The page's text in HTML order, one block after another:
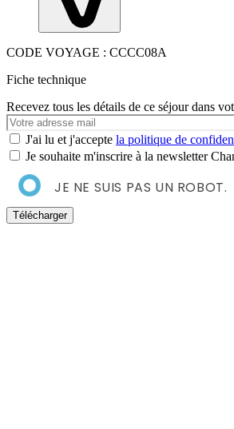
CODE VOYAGE : CCCC08A
Fiche technique
Recevez tous les détails de ce séjour dans
Votre
e-
mail
J'ai lu et j'accepte la politique de
Je souhaite m'inscrire à la newsletter
JE NE SUIS PAS UN ROBOT.
Télécharger